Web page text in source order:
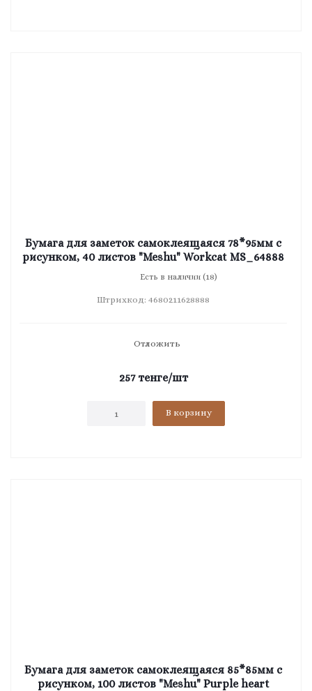
Бумага для заметок самоклеящаяся 78*95мм с
рисунком, 40 листов "Meshu" Workcat MS_64888
Есть в наличии (18)
Штрихкод: 4680211628888
Отложить
257тенге/шт
В корзину
Бумага для заметок самоклеящаяся 85*85мм с
рисунком, 100 листов "Meshu" Purple heart